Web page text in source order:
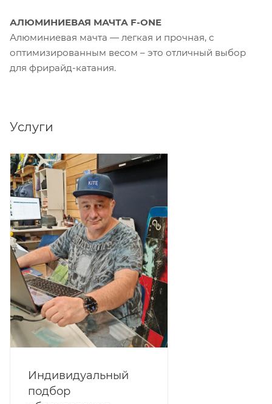
АЛЮМИНИЕВАЯ МАЧТА F-ONE
Алюминиевая мачта — легкая и прочная, с
оптимизированным весом – это отличный выбор
для фрирайд-катания.
Услуги
Индивидуальный
подбор